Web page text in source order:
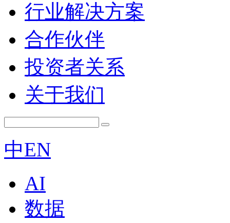
行业解决方案
合作伙伴
投资者关系
关于我们
中EN
AI
数据